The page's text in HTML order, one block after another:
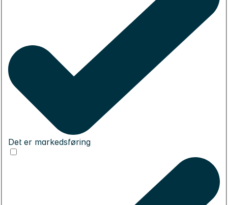
Det er markedsføring